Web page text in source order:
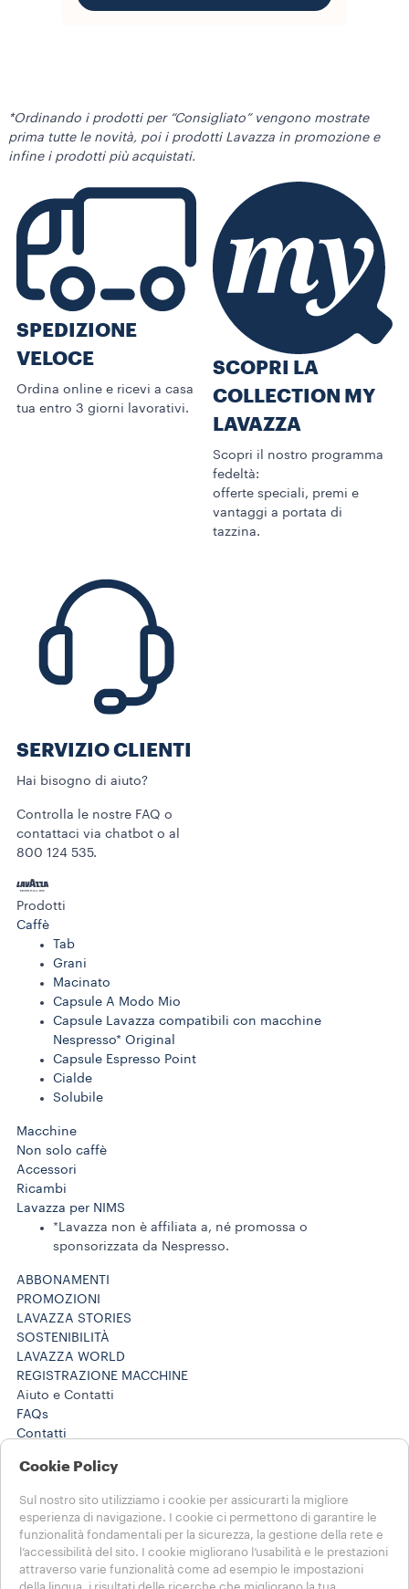
*Ordinando i prodotti per “Consigliato” vengono mostrate
prima tutte le novità, poi i prodotti Lavazza in promozione e
infine i prodotti più acquistati.
SPEDIZIONE
VELOCE
Ordina online e ricevi a casa
tua entro 3 giorni lavorativi.
SCOPRI LA
COLLECTION MY
LAVAZZA
Scopri il nostro programma
fedeltà:
offerte speciali, premi e
vantaggi a portata di
tazzina.
SERVIZIO CLIENTI​
Hai bisogno di aiuto?​
Controlla le nostre FAQ o
contattaci via chatbot o al
800 124 535.
Prodotti
Caffè
Tab
Grani
Macinato
Capsule A Modo Mio
Capsule Lavazza compatibili con macchine
Nespresso* Original
Capsule Espresso Point
Cialde
Solubile
Macchine
Non solo caffè
Accessori
Ricambi
Lavazza per NIMS
*Lavazza non è affiliata a, né promossa o
sponsorizzata da Nespresso.
ABBONAMENTI
PROMOZIONI
LAVAZZA STORIES
SOSTENIBILITÀ
LAVAZZA WORLD
REGISTRAZIONE MACCHINE
Aiuto e Contatti
FAQs
Contatti
800 124 535
Note Legali e Privacy
Termini di utilizzo
Condizioni di vendita e-commerce
Termini e condizioni Lavazza da te
Cookie Policy
Sul nostro sito utilizziamo i cookie per assicurarti la migliore
esperienza di navigazione. I cookie ci permettono di garantire le
funzionalità fondamentali per la sicurezza, la gestione della rete e
l’accessibilità del sito. I cookie migliorano l’usabilità e le prestazioni
attraverso varie funzionalità come ad esempio le impostazioni